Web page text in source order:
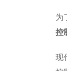
为
控
现